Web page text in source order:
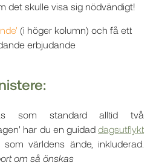
det skulle visa sig nödvändigt!
(i höger kolumn) och få ett
erbjudande
som standard alltid två
har du en guidad dagsutflykt
som världens ände, inkluderad.
om så önskas